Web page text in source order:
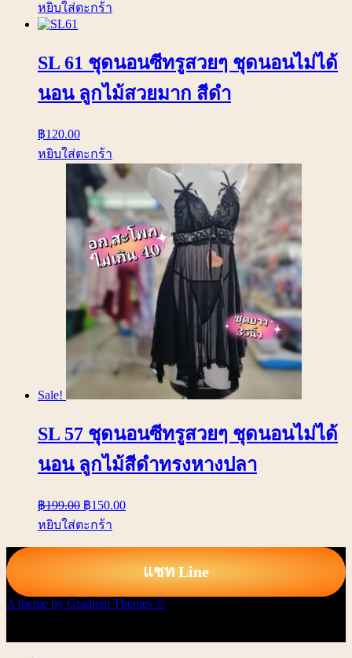
หยิบใส่ตะกร้า
SL 61 ชุดนอนซีทรูสวยๆ ชุดนอนไม่ได้
นอน ลูกไม้สวยมาก สีดำ
฿120.00
หยิบใส่ตะกร้า
Sale!
SL 57 ชุดนอนซีทรูสวยๆ ชุดนอนไม่ได้
นอน ลูกไม้สีดำทรงหางปลา
฿199.00 ฿150.00
หยิบใส่ตะกร้า
แชท Line
A theme by Gradient Themes ©